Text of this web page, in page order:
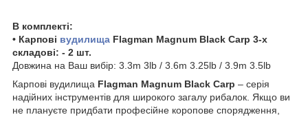
В комплекті:
• Карпові вудилища Flagman Magnum Black Carp 3-х
складові: - 2 шт.
Довжина на Ваш вибір: 3.3m 3lb / 3.6m 3.25lb / 3.9m 3.5lb
Карпові вудилища Flagman Magnum Black Carp – серія
надійних інструментів для широкого загалу рибалок. Якщо ви
не плануєте придбати професійне коропове спорядження,